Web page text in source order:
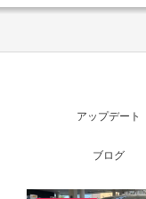
アップデート
ブログ